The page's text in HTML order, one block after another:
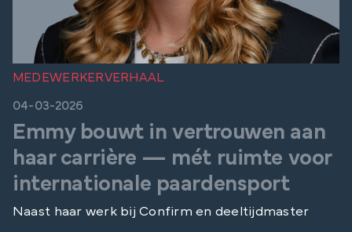
MEDEWERKERVERHAAL
04-03-2026
Emmy bouwt in vertrouwen aan
haar carrière — mét ruimte voor
internationale paardensport
Naast haar werk bij Confirm en deeltijdmaster